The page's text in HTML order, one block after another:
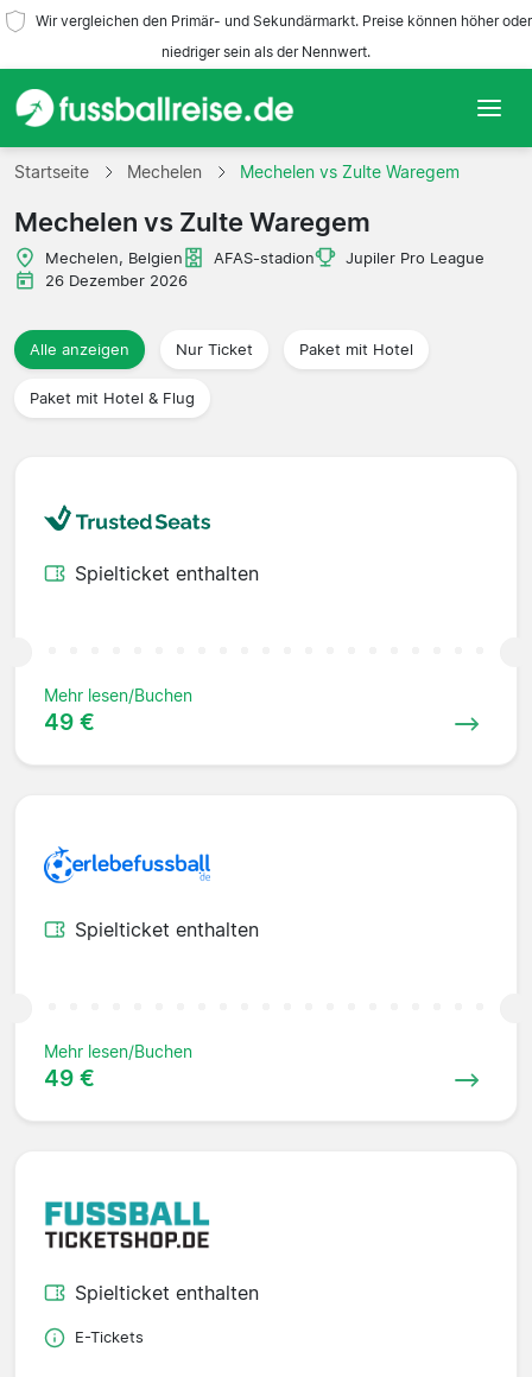
Wir vergleichen den Primär- und Sekundärmarkt. Preise können höher oder
niedriger sein als der Nennwert.
Startseite
Mannschaften
Ligen
Reisebüros
Startseite Mechelen Mechelen vs Zulte Waregem
Mechelen vs Zulte Waregem
Mechelen, Belgien AFAS-stadion
Jupiler Pro League
26 Dezember 2026
Alle anzeigen Nur Ticket Paket mit Hotel
Paket mit Hotel & Flug
Spielticket enthalten
Mehr lesen/Buchen
49 €
Spielticket enthalten
Mehr lesen/Buchen
49 €
Spielticket enthalten
E-Tickets